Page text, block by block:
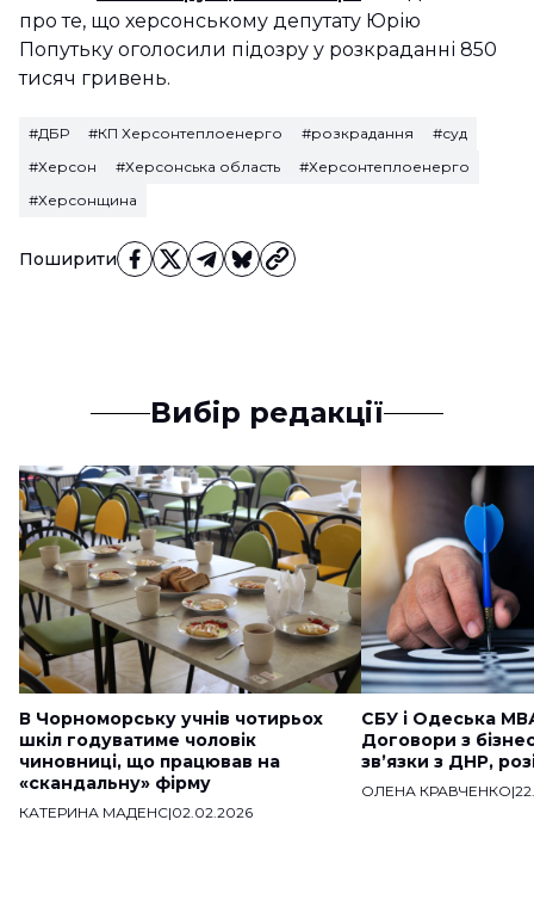
Поширити
про те, що херсонському депутату Юрію
Попутьку оголосили підозру у розкраданні 850
тисяч гривень.
#ДБР #КП Херсонтеплоенерго #розкрадання
#суд
#Херсон
#Херсонська область
#Херсонтеплоенерго
#Херсонщина
Вибір редакції
В Чорноморську учнів чотирьох
шкіл годуватиме чоловік
чиновниці, що працював на
«скандальну» фірму
КАТЕРИНА МАДЕНС|02.02.2026
СБУ і Одеська
Договори з
звʼязки з ДНР,
ОЛЕНА КРАВЧЕНКО|